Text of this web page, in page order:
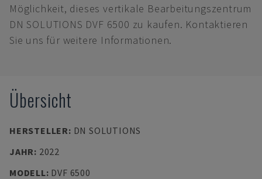
Möglichkeit, dieses vertikale Bearbeitungszentrum
DN SOLUTIONS DVF 6500 zu kaufen. Kontaktieren
Sie uns für weitere Informationen.
Übersicht
HERSTELLER: DN SOLUTIONS
JAHR: 2022
MODELL: DVF 6500